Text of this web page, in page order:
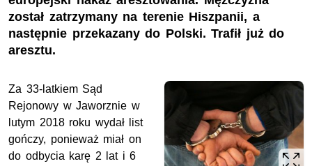
został zatrzymany na terenie Hiszpanii, a
następnie przekazany do Polski. Trafił już do
aresztu.
Za 33-latkiem Sąd
Rejonowy w Jaworznie w
lutym 2018 roku wydał list
gończy, ponieważ miał on
do odbycia karę 2 lat i 6